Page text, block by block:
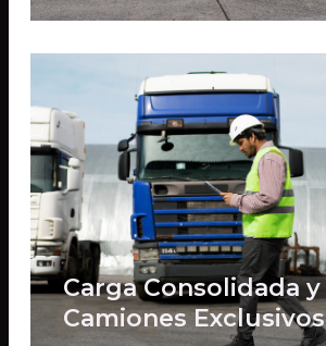
Carga Consolidada y
Camiones Exclusivos